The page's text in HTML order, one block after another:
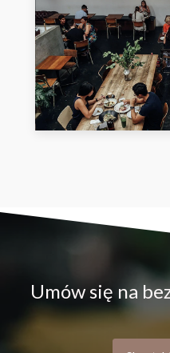
Umów się na